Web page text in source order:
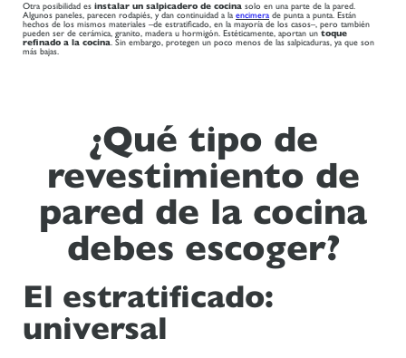
Otra posibilidad es instalar un salpicadero de cocina solo en una parte de la pared.
Algunos paneles, parecen rodapiés, y dan continuidad a la encimera de punta a punta. Están
hechos de los mismos materiales –de estratificado, en la mayoría de los casos–, pero también
pueden ser de cerámica, granito, madera u hormigón. Estéticamente, aportan untoque
refinado a la cocina. Sin embargo, protegen un poco menos de las salpicaduras, ya que son
más bajas.
¿Qué tipo de
revestimiento de
pared de la cocina
debes escoger?
El estratificado:
universal